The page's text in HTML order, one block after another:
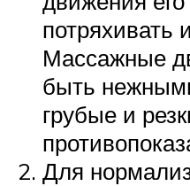
потряхивать
Массажные
быть
грубые и
Для